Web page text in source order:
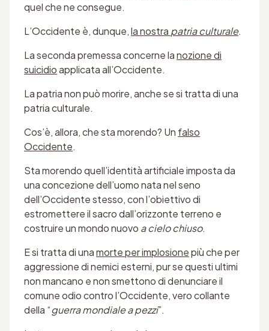
quel che ne consegue.
L’Occidente è, dunque,la nostra patria culturale.
La seconda premessa concerne lanozione di
suicidioapplicata all’Occidente.
La patria non può morire, anche se si tratta di una
patria culturale.
Cos’è, allora, che sta morendo? Un falso
Occidente.
Sta morendo quell’identità artificiale imposta da
una concezione dell’uomo nata nel seno
dell’Occidente stesso, con l’obiettivo di
estromettere il sacro dall’orizzonte terreno e
costruire un mondo nuovo a cielo chiuso.
E si tratta di unamorte per implosionepiù che per
aggressione di nemici esterni, pur se questi ultimi
non mancano e non smettono di denunciare il
comune odio contro l’Occidente, vero collante
della “guerra mondiale a pezzi”.